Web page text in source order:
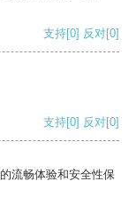
支持[0] 反对[0]
支持[0] 反对[0]
流畅体验和安全性保